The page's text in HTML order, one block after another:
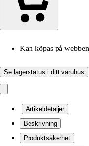
Kan köpas på webben
Se lagerstatus i ditt varuhus
Artikeldetaljer
Beskrivning
Produktsäkerhet